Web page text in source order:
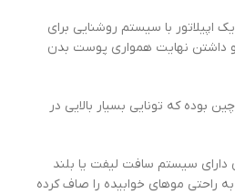
اپیلاتور براون مدل SE3170 یک اپیلاتور با سیستم روشنایی برای
داشتن نهایت همواری پوست بدن
20 عدد موچین بوده که تونایی بسیار بالایی در
3170 براون دارای سیستم سافت لیفت یا بلند
راحتی موهای خوابیده را صاف کرده